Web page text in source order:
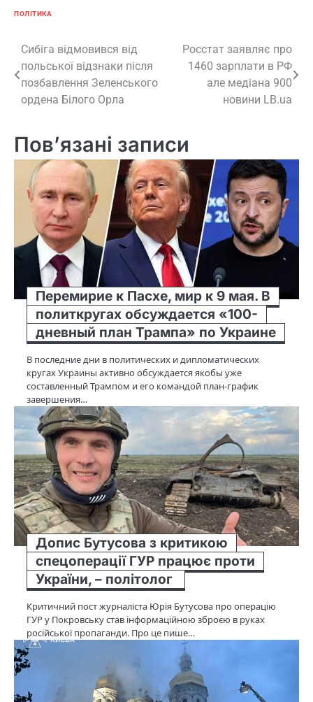
ПОЛІТИКА
Навігація
записів
Сибіга відмовився від
польської відзнаки після
позбавлення Зеленського
ордена Білого Орла
Росстат заявляє про
1460 зарплати в РФ
але медіана 900
новини LB.ua
Пов’язані записи
Перемирие к Пасхе, мир к 9 мая. В
политкругах обсуждается «100-
дневный план Трампа» по Украине
В последние дни в политических и дипломатических
кругах Украины активно обсуждается якобы уже
составленный Трампом и его командой план-график
завершения…
Допис Бутусова з критикою
спецоперації ГУР працює проти
України, – політолог
Критичний пост журналіста Юрія Бутусова про операцію
ГУР у Покровську став інформаційною зброєю в руках
російської пропаганди. Про це пише…